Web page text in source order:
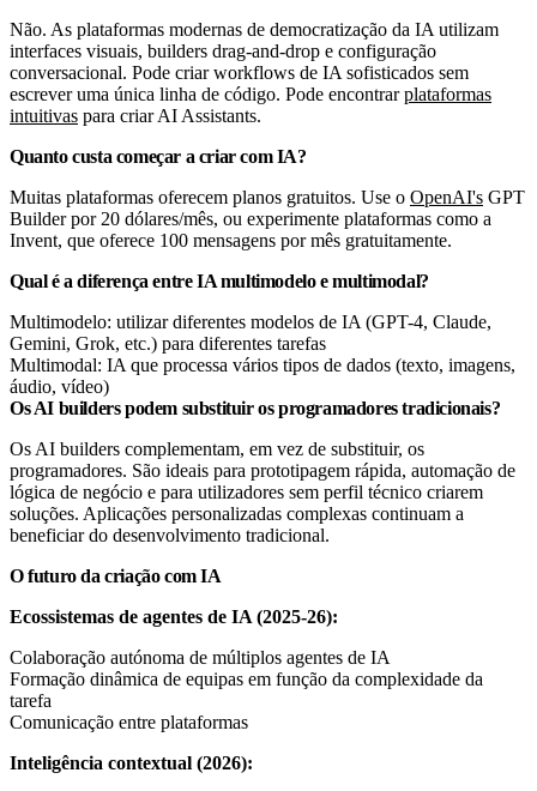
Não. As plataformas modernas de democratização da IA utilizam
interfaces visuais, builders drag-and-drop e configuração
conversacional. Pode criar workflows de IA sofisticados sem
escrever uma única linha de código. Pode encontrarplataformas
intuitivas para criar AI Assistants.
Quanto custa começar a criar com IA?
Muitas plataformas oferecem planos gratuitos. Use o OpenAI's GPT
Builder por 20 dólares/mês, ou experimente plataformas como a
Invent, que oferece 100 mensagens por mês gratuitamente.
Qual é a diferença entre IA multimodelo e multimodal?
Multimodelo: utilizar diferentes modelos de IA (GPT-4, Claude,
Gemini, Grok, etc.) para diferentes tarefas
Multimodal: IA que processa vários tipos de dados (texto, imagens,
áudio, vídeo)
Os AI builders podem substituir os programadores tradicionais?
Os AI builders complementam, em vez de substituir, os
programadores. São ideais para prototipagem rápida, automação de
lógica de negócio e para utilizadores sem perfil técnico criarem
soluções. Aplicações personalizadas complexas continuam a
beneficiar do desenvolvimento tradicional.
O futuro da criação com IA
Ecossistemas de agentes de IA (2025-26):
Colaboração autónoma de múltiplos agentes de IA
Formação dinâmica de equipas em função da complexidade da
tarefa
Comunicação entre plataformas
Inteligência contextual (2026):